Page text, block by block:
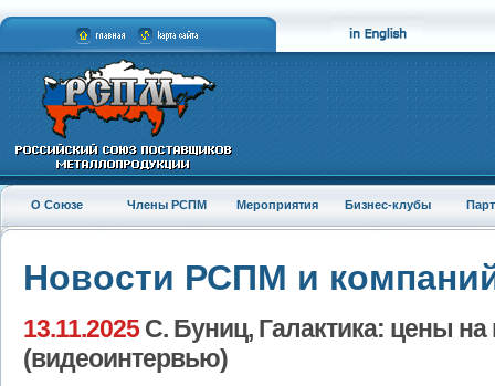
О Союзе Члены РСПМ Мероприятия Бизнес-клубы
Новости РСПМ и
13.11.2025С. Буниц, Галактика: цены на
(видеоинтервью)